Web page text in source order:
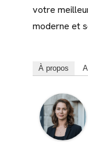
votre
moderne et
À propos